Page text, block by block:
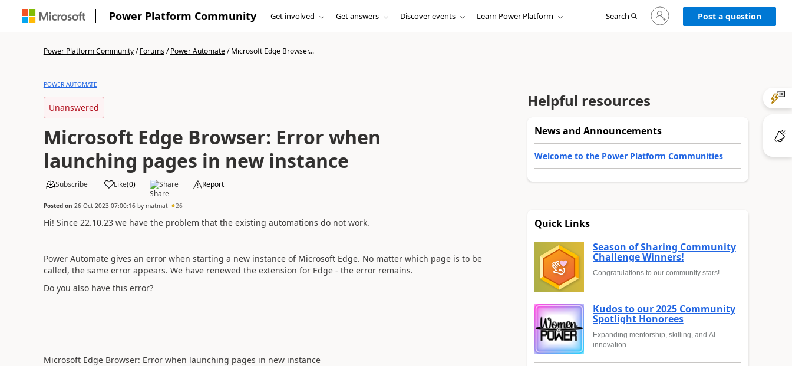
Power Platform Community Get involved Get answers Discover events Learn Power Platform Search
Sign
in
to
Post a question
Power Platform Community/Forums/Power Automate/Microsoft Edge Browser...
POWER AUTOMATE
Unanswered
Microsoft Edge Browser: Error when
launching pages in new instance
Subscribe Like(0) Share Report
Posted on 26 Oct 2023 07:00:16by matmat 26
Hi! Since 22.10.23 we have the problem that the existing automations do not work.
Power Automate gives an error when starting a new instance of Microsoft Edge. No matter which page is to be
called, the same error appears. We have renewed the extension for Edge - the error remains.
Do you also have this error?
Microsoft Edge Browser: Error when launching pages in new instance
Helpful resources
News and Announcements
Welcome to the Power Platform Communities
Quick Links
Season of Sharing Community
Challenge Winners!
Congratulations to our community stars!
Kudos to our 2025 Community
Spotlight Honorees
Expanding mentorship, skilling, and AI
innovation